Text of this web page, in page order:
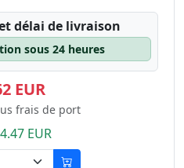
délai de livraison
sous 24 heures
EUR
frais de port
EUR